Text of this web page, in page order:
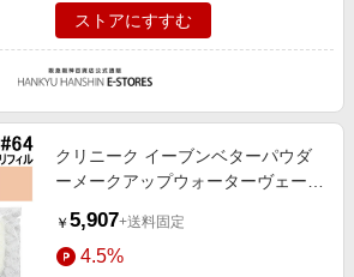
ストアにすすむ
クリニーク イーブンベターパウダ
ーメークアップウォーターヴェール
￥ 5,907+送料固定
4.5%